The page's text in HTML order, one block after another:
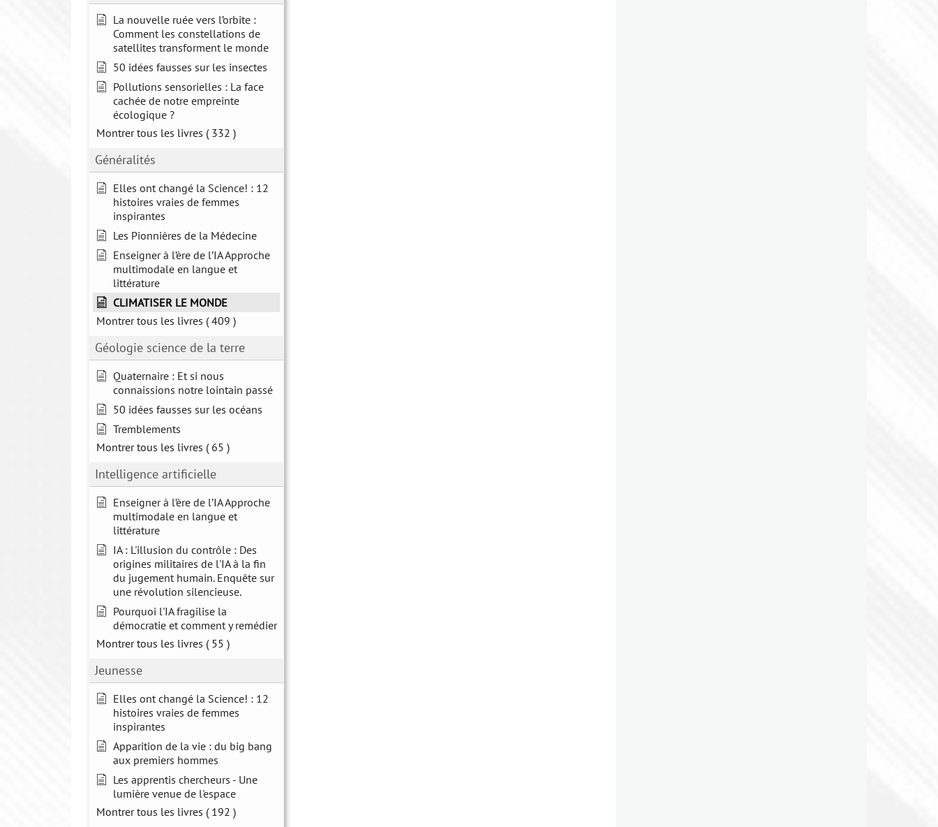
La nouvelle ruée vers l’orbite :
Comment les constellations de
satellites transforment le monde
50 idées fausses sur les insectes
Pollutions sensorielles : La face
cachée de notre empreinte
écologique ?
Montrer tous les livres ( 332 )
Généralités
Elles ont changé la Science! : 12
histoires vraies de femmes
inspirantes
Les Pionnières de la Médecine
Enseigner à l’ère de l’IA Approche
multimodale en langue et
littérature
CLIMATISER LE MONDE
Montrer tous les livres ( 409 )
Géologie science de la terre
Quaternaire : Et si nous
connaissions notre lointain passé
50 idées fausses sur les océans
Tremblements
Montrer tous les livres ( 65 )
Intelligence artificielle
Enseigner à l’ère de l’IA Approche
multimodale en langue et
littérature
IA : L'illusion du contrôle : Des
origines militaires de l'IA à la fin
du jugement humain. Enquête sur
une révolution silencieuse.
Pourquoi l'IA fragilise la
démocratie et comment y remédier
Montrer tous les livres ( 55 )
Jeunesse
Elles ont changé la Science! : 12
histoires vraies de femmes
inspirantes
Apparition de la vie : du big bang
aux premiers hommes
Les apprentis chercheurs - Une
lumière venue de l'espace
Montrer tous les livres ( 192 )